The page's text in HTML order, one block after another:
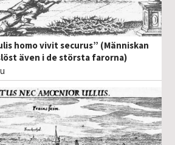
homo vivit securus” (Människan
även i de största farorna)